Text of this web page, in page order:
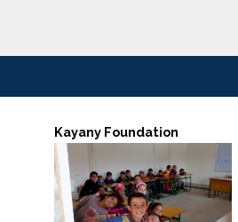
Kayany Foundation